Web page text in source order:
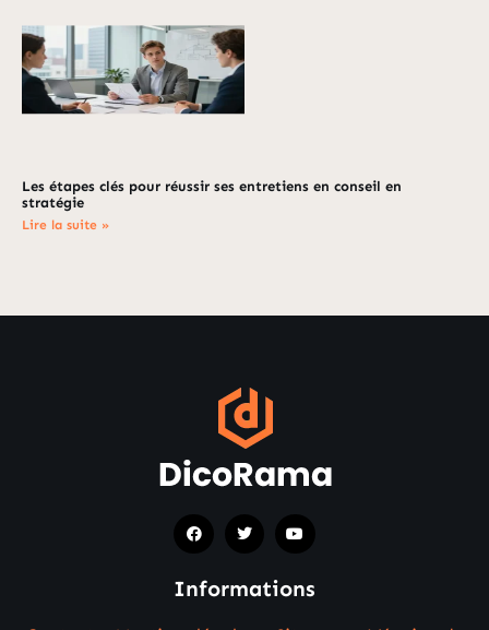
Les étapes clés pour réussir ses entretiens en conseil en
stratégie
Lire la suite »
Informations